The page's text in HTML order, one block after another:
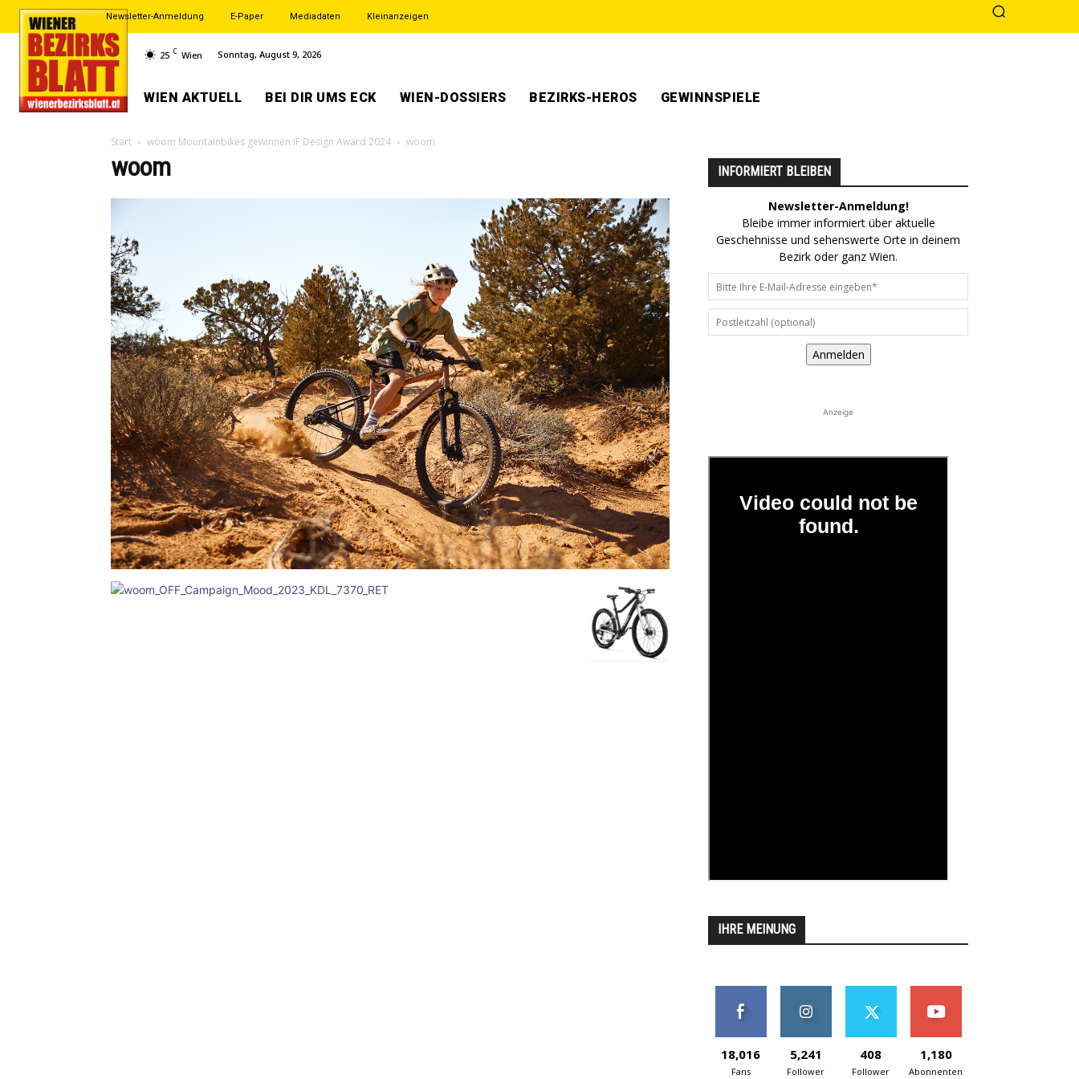
Newsletter-Anmeldung E-Paper Mediadaten Kleinanzeigen
25 C Wien Sonntag, August 9, 2026
WIEN AKTUELL BEI DIR UMS ECK WIEN-DOSSIERS BEZIRKS-HEROS GEWINNSPIELE
Start woom Mountainbikes gewinnen iF Design Award 2024 woom
woom INFORMIERT BLEIBEN
Newsletter-Anmeldung!
Bleibe immer informiert über aktuelle
Geschehnisse und sehenswerte Orte in deinem
Bezirk oder ganz Wien.
Anmelden
Anzeige
IHRE MEINUNG
18,016
Fans
5,241
Follower
408
Follower
1,180
Abonnenten